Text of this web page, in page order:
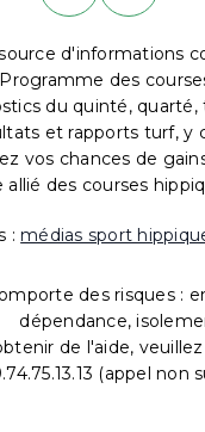
d'informations
des
du quinté, quarté,
et rapports turf, y
vos chances de
allié des courses
: médias sport
des risques :
dépendance,
de l'aide,
(appel non